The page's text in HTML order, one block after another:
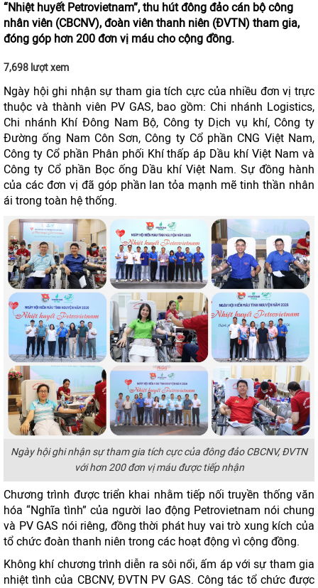
“Nhiệt huyết Petrovietnam”, thu hút đông đảo cán bộ công
nhân viên (CBCNV), đoàn viên thanh niên (ĐVTN) tham gia,
đóng góp hơn 200 đơn vị máu cho cộng đồng.
7,698 lượt xem
Ngày hội ghi nhận sự tham gia tích cực của nhiều đơn vị trực
thuộc và thành viên PV GAS, bao gồm: Chi nhánh Logistics,
Chi nhánh Khí Đông Nam Bộ, Công ty Dịch vụ khí, Công ty
Đường ống Nam Côn Sơn, Công ty Cổ phần CNG Việt Nam,
Công ty Cổ phần Phân phối Khí thấp áp Dầu khí Việt Nam và
Công ty Cổ phần Bọc ống Dầu khí Việt Nam. Sự đồng hành
của các đơn vị đã góp phần lan tỏa mạnh mẽ tinh thần nhân
ái trong toàn hệ thống.
Ngày hội ghi nhận sự tham gia tích cực của đông đảo CBCNV, ĐVTN
với hơn 200 đơn vị máu được tiếp nhận
Chương trình được triển khai nhằm tiếp nối truyền thống văn
hóa “Nghĩa tình” của người lao động Petrovietnam nói chung
và PV GAS nói riêng, đồng thời phát huy vai trò xung kích của
tổ chức đoàn thanh niên trong các hoạt động vì cộng đồng.
Không khí chương trình diễn ra sôi nổi, ấm áp với sự tham gia
nhiệt tình của CBCNV, ĐVTN PV GAS. Công tác tổ chức được